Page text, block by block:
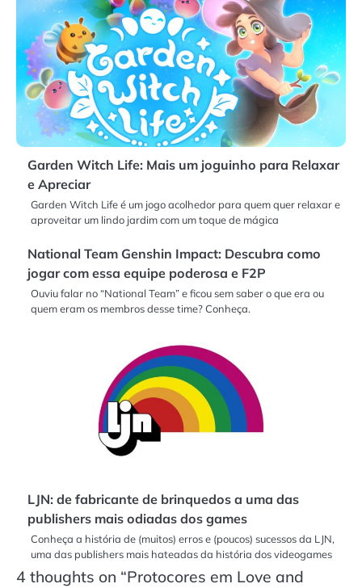
Garden Witch Life: Mais um joguinho para Relaxar
e Apreciar
Garden Witch Life é um jogo acolhedor para quem quer relaxar e
aproveitar um lindo jardim com um toque de mágica
National Team Genshin Impact: Descubra como
jogar com essa equipe poderosa e F2P
Ouviu falar no “National Team” e ficou sem saber o que era ou
quem eram os membros desse time? Conheça.
LJN: de fabricante de brinquedos a uma das
publishers mais odiadas dos games
Conheça a história de (muitos) erros e (poucos) sucessos da LJN,
uma das publishers mais hateadas da história dos videogames
4 thoughts on “Protocores em Love and